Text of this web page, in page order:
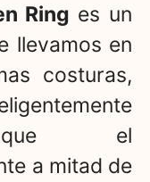
Ring es un
llevamos en
costuras,
el
a mitad de